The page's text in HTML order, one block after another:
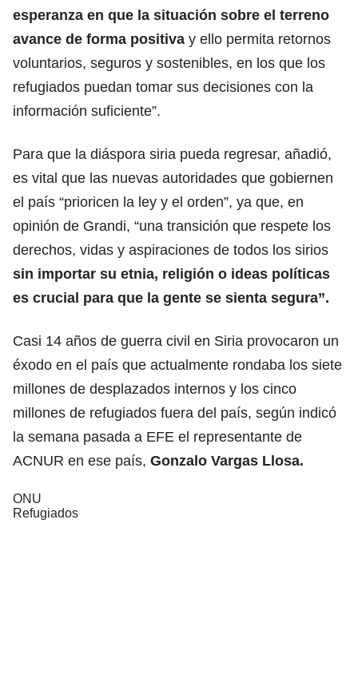
esperanza en que la situación sobre el terreno
avance de forma positiva y ello permita retornos
voluntarios, seguros y sostenibles, en los que los
refugiados puedan tomar sus decisiones con la
información suficiente”.
Para que la diáspora siria pueda regresar, añadió,
es vital que las nuevas autoridades que gobiernen
el país “prioricen la ley y el orden”, ya que, en
opinión de Grandi, “una transición que respete los
derechos, vidas y aspiraciones de todos los sirios
sin importar su etnia, religión o ideas políticas
es crucial para que la gente se sienta segura”.
Casi 14 años de guerra civil en Siria provocaron un
éxodo en el país que actualmente rondaba los siete
millones de desplazados internos y los cinco
millones de refugiados fuera del país, según indicó
la semana pasada a EFE el representante de
ACNUR en ese país, Gonzalo Vargas Llosa.
ONU
Refugiados